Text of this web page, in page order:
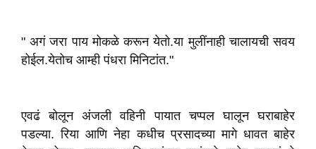
" अगं जरा पाय मोकळे करून येतो.या मुलींनाही चालायची सवय
होईल.येतोच आम्ही पंधरा मिनिटांत."
एवढं बोलून अंजली वहिनी पायात चप्पल घालून घराबाहेर
पडल्या. रिया आणि नेहा कधीच प्रसादच्या मागे धावत बाहेर